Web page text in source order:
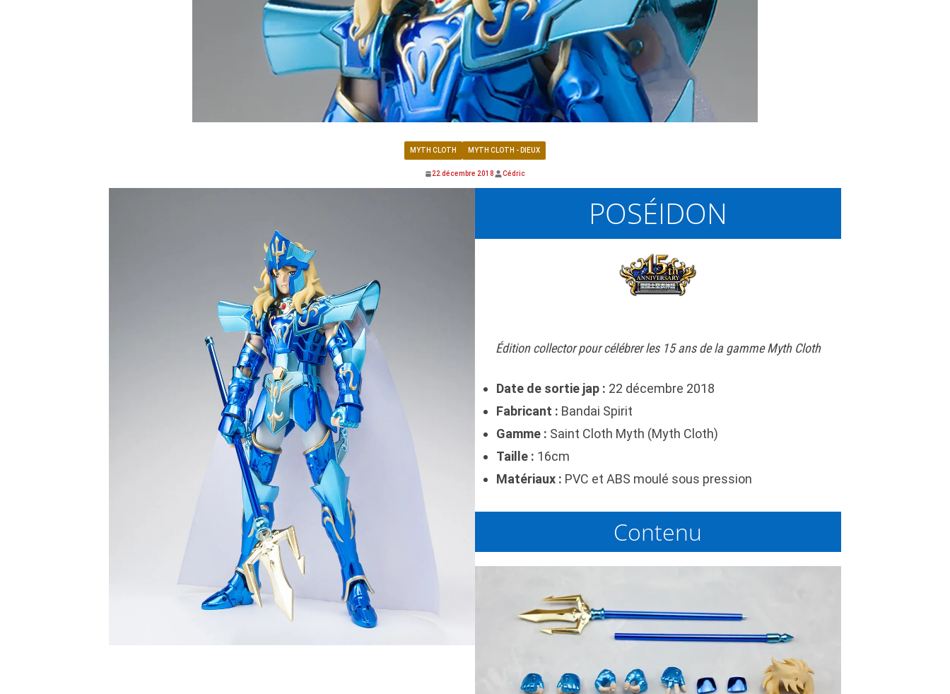
MYTH CLOTH MYTH CLOTH - DIEUX
22 décembre 2018 Cédric
POSÉIDON
Édition collector pour célébrer les 15 ans de la gamme Myth Cloth
Date de sortie jap : 22 décembre 2018
Fabricant : Bandai Spirit
Gamme : Saint Cloth Myth (Myth Cloth)
Taille : 16cm
Matériaux : PVC et ABS moulé sous pression
Contenu